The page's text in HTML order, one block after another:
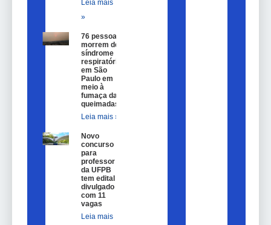
Leia mais
»
76 pessoas
morrem de
síndrome
respiratória
em São
Paulo em
meio à
fumaça das
queimadas
Leia mais »
Novo
concurso
para
professor
da UFPB
tem edital
divulgado
com 11
vagas
Leia mais